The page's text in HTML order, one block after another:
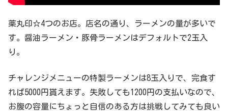
薬丸印☆4つのお店。店名の通り、ラーメンの量が多いで
す。醤油ラーメン・豚骨ラーメンはデフォルトで2玉入
り。
チャレンジメニューの特製ラーメンは8玉入りで、完食す
れば5000円貰えます。失敗しても1200円の支払いなので、
お腹の容量にちょっと自信のある方は挑戦してみても良い